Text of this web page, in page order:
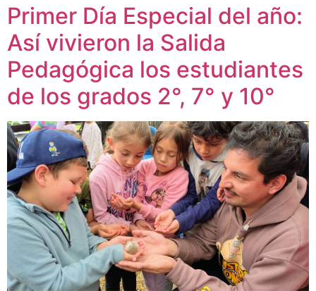
Primer Día Especial del año:
Así vivieron la Salida
Pedagógica los estudiantes
de los grados 2°, 7° y 10°